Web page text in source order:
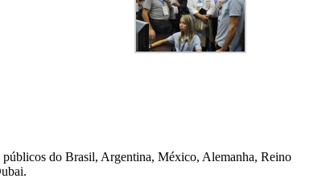
públicos do Brasil, Argentina, México, Alemanha, Reino